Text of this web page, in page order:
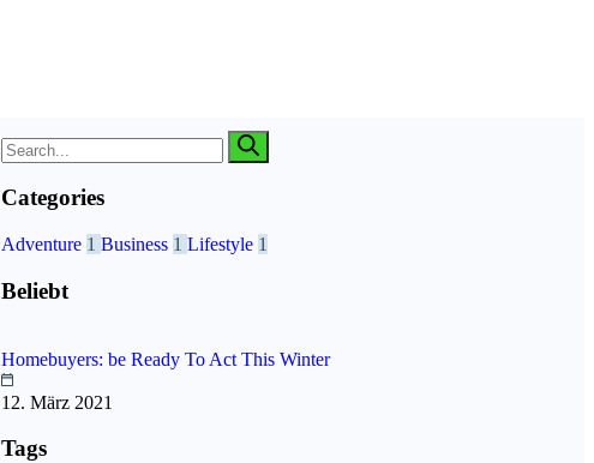
Categories
Adventure 1Business 1Lifestyle 1
Beliebt
Homebuyers: be Ready To Act This Winter
12. März 2021
Tags